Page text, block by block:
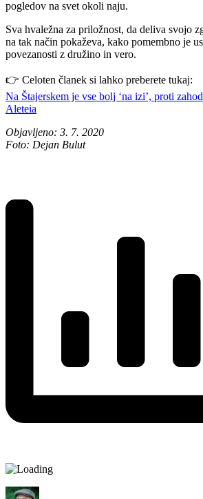
pogledov na svet okoli naju.
Sva hvaležna za priložnost, da deliva svojo
na tak način pokaževa, kako pomembno je
povezanosti z družino in vero.
👉 Celoten članek si lahko preberete tukaj:
Na Štajerskem je vse bolj ‘na izi’, proti
Aleteia
Objavljeno: 3. 7. 2020
Foto: Dejan Bulut